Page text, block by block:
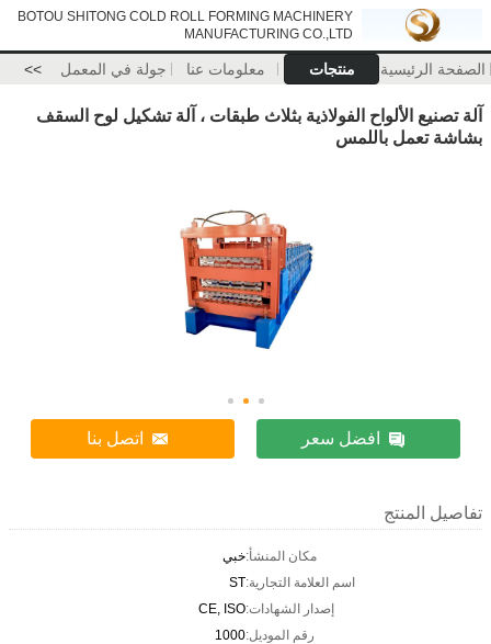
BOTOU SHITONG COLD ROLL FORMING MACHINERY
MANUFACTURING CO.,LTD
الصفحة الرئيسية منتجات معلومات عنا جولة في المعمل >>
آلة تصنيع الألواح الفولاذية بثلاث طبقات ، آلة تشكيل لوح السقف
بشاشة تعمل باللمس
افضل سعر اتصل بنا
تفاصيل المنتج
مكان المنشأ:خبي
اسم العلامة التجارية:ST
إصدار الشهادات:CE, ISO
رقم الموديل:1000